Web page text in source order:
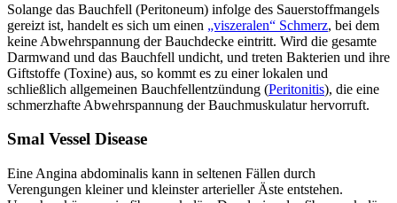
Solange das Bauchfell (Peritoneum) infolge des Sauerstoffmangels
gereizt ist, handelt es sich um einen „viszeralen“ Schmerz, bei dem
keine Abwehrspannung der Bauchdecke eintritt. Wird die gesamte
Darmwand und das Bauchfell undicht, und treten Bakterien und ihre
Giftstoffe (Toxine) aus, so kommt es zu einer lokalen und
schließlich allgemeinen Bauchfellentzündung (Peritonitis), die eine
schmerzhafte Abwehrspannung der Bauchmuskulatur hervorruft.
Smal Vessel Disease
Eine Angina abdominalis kann in seltenen Fällen durch
Verengungen kleiner und kleinster arterieller Äste entstehen.